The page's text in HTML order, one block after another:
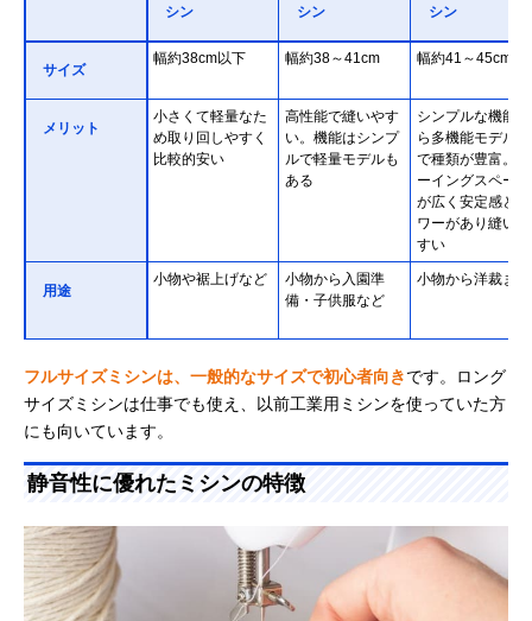
シン
シン
シン
サイズ
幅約38cm以下 幅約38～41cm 幅約41～45cm
メリット
小さくて軽量なた
め取り回しやすく
比較的安い
高性能で縫いやす
い。機能はシンプ
ルで軽量モデルも
ある
シンプルな機能か
ら多機能モデルま
で種類が豊富。ソ
ーイングスペース
が広く安定感とパ
ワーがあり縫いや
すい
用途
小物や裾上げなど
小物から入園準
備・子供服など
小物から洋裁まで
フルサイズミシンは、一般的なサイズで初心者向きです。ロング
サイズミシンは仕事でも使え、以前工業用ミシンを使っていた方
にも向いています。
静音性に優れたミシンの特徴